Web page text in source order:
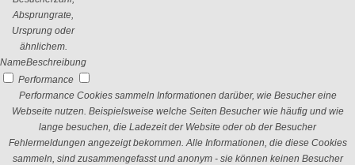
Absprungrate,
Ursprung oder
ähnlichem.
NameBeschreibung
Performance
Performance Cookies sammeln Informationen darüber, wie Besucher eine
Webseite nutzen. Beispielsweise welche Seiten Besucher wie häufig und wie
lange besuchen, die Ladezeit der Website oder ob der Besucher
Fehlermeldungen angezeigt bekommen. Alle Informationen, die diese Cookies
sammeln, sind zusammengefasst und anonym - sie können keinen Besucher